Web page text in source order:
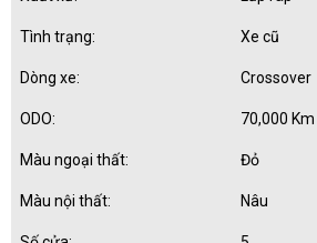
Tình trạng: Xe cũ
Dòng xe: Crossover
ODO: 70,000 Km
Màu ngoại thất: Đỏ
Màu nội thất: Nâu